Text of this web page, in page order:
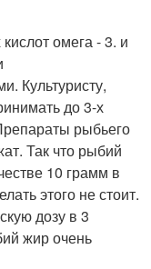
омега - 3. и
Культуристу,
до 3-х
рыбьего
Так что рыбий
10 грамм в
этого не стоит.
дозу в 3
жир очень